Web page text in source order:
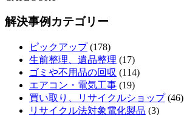
解決事例カテゴリー
ピックアップ(178)
生前整理、遺品整理 (17)
ゴミや不用品の回収 (114)
エアコン・電気工事 (19)
買い取り、リサイクルショップ(46)
リサイクル法対象電化製品 (3)